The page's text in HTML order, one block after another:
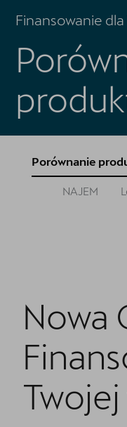
Serwis
Oryginalne części
Cenniki
O nas | POL-CAR
Regulamin -
Finansowanie
Porównanie
NAJEM
Nowa